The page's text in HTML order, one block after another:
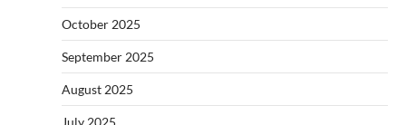
October 2025
September 2025
August 2025
July 2025